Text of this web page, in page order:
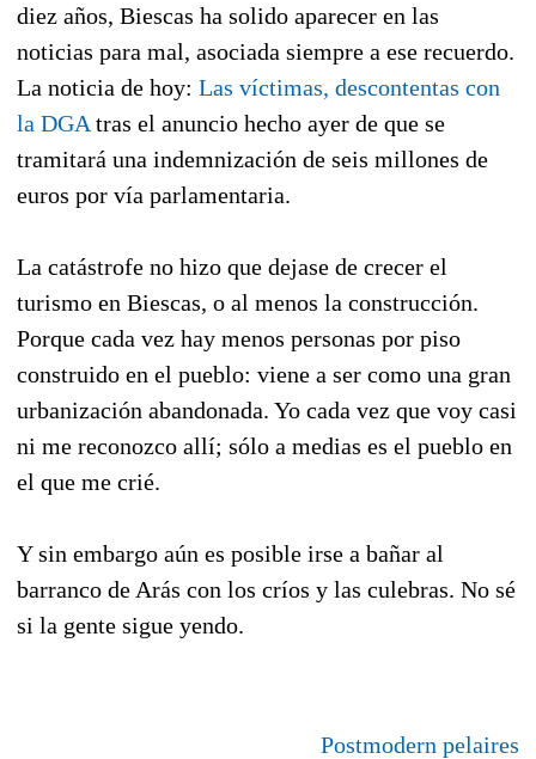
diez años, Biescas ha solido aparecer en las
noticias para mal, asociada siempre a ese recuerdo.
La noticia de hoy: Las víctimas, descontentas con
la DGA tras el anuncio hecho ayer de que se
tramitará una indemnización de seis millones de
euros por vía parlamentaria.
La catástrofe no hizo que dejase de crecer el
turismo en Biescas, o al menos la construcción.
Porque cada vez hay menos personas por piso
construido en el pueblo: viene a ser como una gran
urbanización abandonada. Yo cada vez que voy casi
ni me reconozco allí; sólo a medias es el pueblo en
el que me crié.
Y sin embargo aún es posible irse a bañar al
barranco de Arás con los críos y las culebras. No sé
si la gente sigue yendo.
Postmodern pelaires